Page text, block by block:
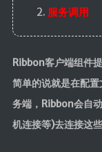
服务调用
Ribbon客户端组件
简单的说就是在配
务端，Ribbon会自
机连接等)去连接这
Vue
Android
核心